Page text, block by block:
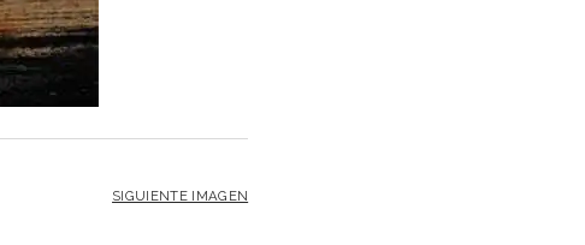
SIGUIENTE IMAGEN